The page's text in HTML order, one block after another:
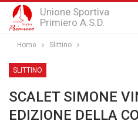
Unione Sportiva
Primiero A.S.D.
Home Slittino
SLITTINO
SCALET SIMONE
EDIZIONE DELLA